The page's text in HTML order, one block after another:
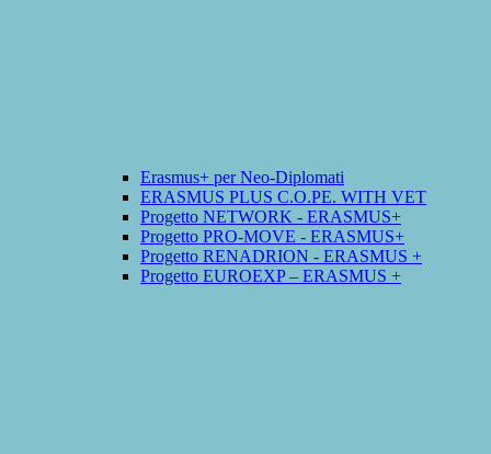
Erasmus+ per Neo-Diplomati
ERASMUS PLUS C.O.PE. WITH VET
Progetto NETWORK - ERASMUS+
Progetto PRO-MOVE - ERASMUS+
Progetto RENADRION - ERASMUS +
Progetto EUROEXP – ERASMUS +